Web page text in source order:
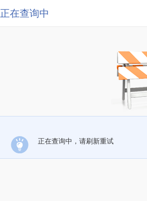
正在查询中
正在查询中，请刷新重试